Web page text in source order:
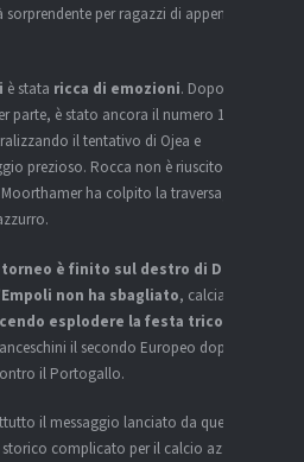
per ragazzi di appena
è stata ricca di emozioni. Dopo le tre
parte, è stato ancora il numero 1 Lupo
il tentativo di Ojea e
prezioso. Rocca non è riuscito ad
ha colpito la traversa,
è finito sul destro di Diego
non ha sbagliato, calciando
esplodere la festa tricolore
il secondo Europeo dopo
il Portogallo.
il messaggio lanciato da questa
complicato per il calcio azzurro